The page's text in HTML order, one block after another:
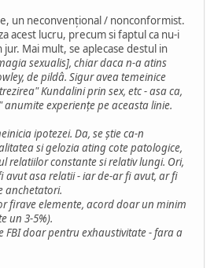
un neconvențional / nonconformist.
acest lucru, precum si faptul ca nu-i
Mai mult, se aplecase destul in
sexualis], chiar daca n-a atins
de pildâ. Sigur avea temeinice
Kundalini prin sex, etc - asa ca,
anumite experiențe pe aceasta linie.
ipotezei. Da, se știe ca-n
si gelozia ating cote patologice,
relatiilor constante si relativ lungi. Ori,
avut asa relatii - iar de-ar fi avut, ar fi
anchetatori.
firave elemente, acord doar un minim
un 3-5%).
FBI doar pentru exhaustivitate - fara a